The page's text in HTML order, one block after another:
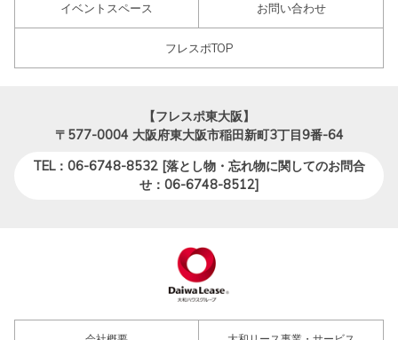
イベントスペース お問い合わせ
フレスポTOP
【フレスポ東大阪】
〒577-0004 大阪府東大阪市稲田新町3丁目9番-64
TEL：06-6748-8532 [落とし物・忘れ物に関してのお問合
せ：06-6748-8512]